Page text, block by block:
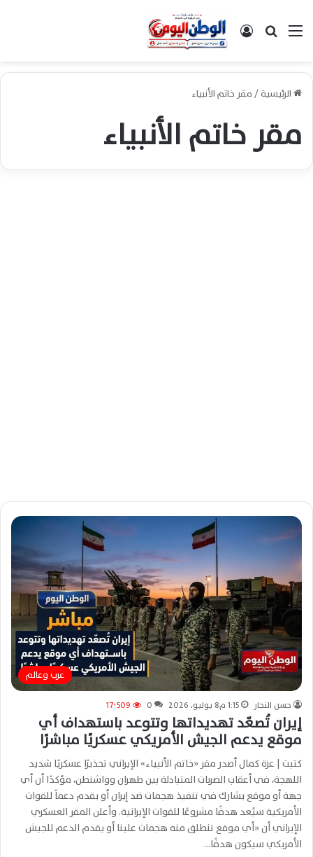
القائمةبحث عن تسجيل الدخول
الرئيسية/مقر خاتم الأنبياء
مقر خاتم الأنبياء
عرب وعالم
حسن النجار 1:15 م8 يوليو، 2026 0 17٬509
إيران تُصعّد تهديداتها وتتوعد باستهداف أي
موقع يدعم الجيش الأمريكي عسكريًا مباشرًا
كتبت | عزة كمال أصدر مقر «خاتم الأنبياء» الإيراني تحذيرًا عسكريًا شديد
اللهجة، في أعقاب الضربات المتبادلة بين طهران وواشنطن، مؤكدًا أن أي
جهة أو موقع يشارك في تنفيذ هجمات ضد إيران أو يقدم دعماً للقوات
الأمريكية سيُعد هدفًا مشروعًا للقوات الإيرانية. وأعلن المقر العسكري
الإيراني أن «أي موقع تنطلق منه هجمات علينا أو يقدم الدعم للجيش
الأمريكي سيكون هدفًا…